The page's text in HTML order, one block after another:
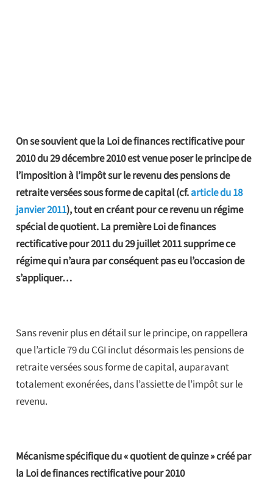
On se souvient que la Loi de finances rectificative pour
2010 du 29 décembre 2010 est venue poser le principe de
l’imposition à l’impôt sur le revenu des pensions de
retraite versées sous forme de capital (cf.article du 18
janvier 2011), tout en créant pour ce revenu un régime
spécial de quotient. La première Loi de finances
rectificative pour 2011 du 29 juillet 2011 supprime ce
régime qui n’aura par conséquent pas eu l’occasion de
s’appliquer…
Sans revenir plus en détail sur le principe, on rappellera
que l’article 79 du CGI inclut désormais les pensions de
retraite versées sous forme de capital, auparavant
totalement exonérées, dans l’assiette de l’impôt sur le
revenu.
Mécanisme spécifique du « quotient de quinze » créé par
la Loi de finances rectificative pour 2010